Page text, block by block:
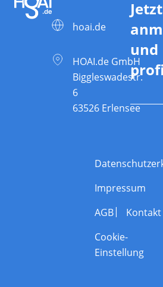
hoai.de
HOAI.de GmbH
Biggleswadestr.
6
63526 Erlensee
Jetzt
und
Impressum
AGB
Kontakt
Cookie-
Einstellung